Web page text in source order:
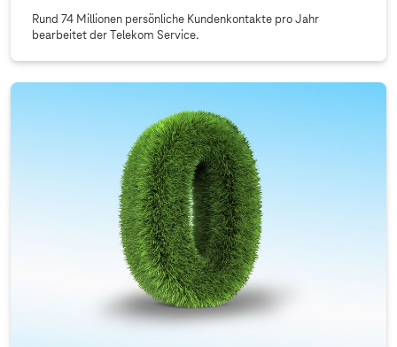
Rund 74 Millionen persönliche Kundenkontakte pro Jahr
bearbeitet der Telekom Service.